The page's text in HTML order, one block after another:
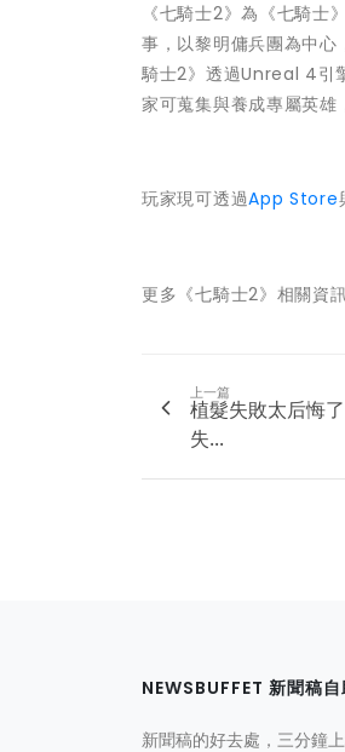
《七騎士2》為《七騎
事，以黎明傭兵團為中
騎士2》透過Unreal 4引
家可蒐集與養成專屬英雄
玩家現可透過App Store
更多《七騎士2》相關資
上一篇
植髮失敗太后悔
失...
NEWSBUFFET 新聞稿
新聞稿的好去處，三分鐘